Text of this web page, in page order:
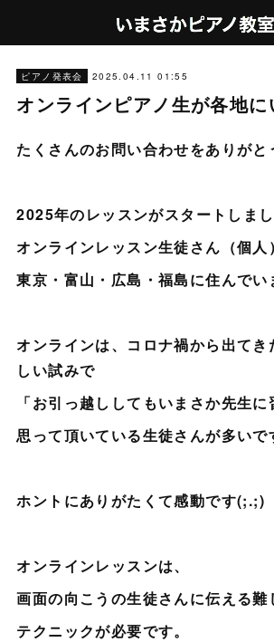
ピアノ発表会 2025.04.11 01:55
オンラインピアノ生が各地に
たくさんのお問い合わせをありがと
2025年のレッスンがスタートしまし
オンラインレッスン生徒さん（個人
東京・富山・広島・福島に住んでい
オンラインは、コロナ禍から出てき
しい試みで
「お引っ越ししてもいまさか先生に
思って頂いている生徒さんが多いで
ホントにありがたくて感動です(;.;)
オンラインレッスンは、
画面の向こうの生徒さんに伝える難
テクニックが必要です。